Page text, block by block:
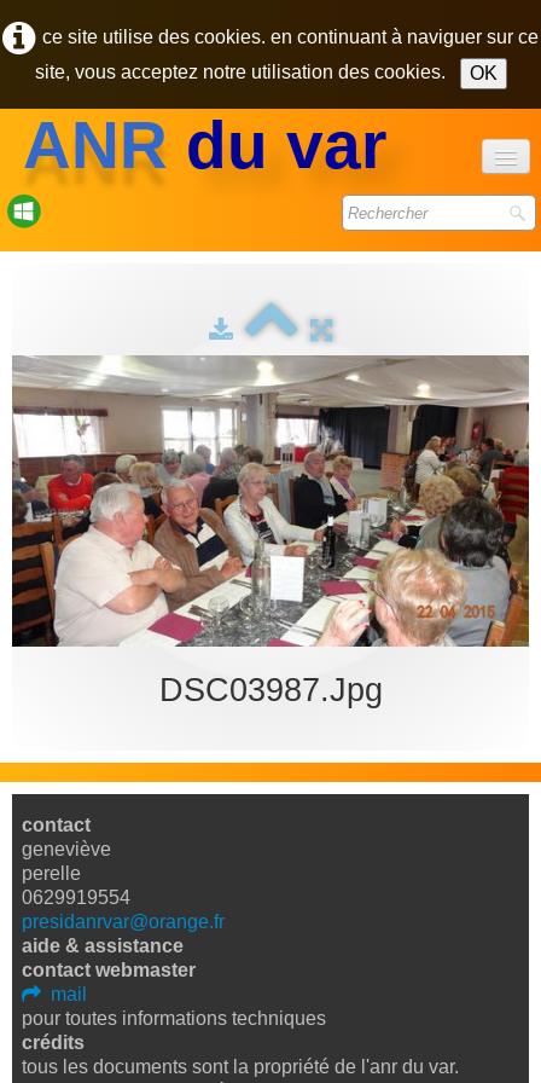
ce site utilise des cookies. en continuant à naviguer sur ce
site, vous acceptez notre utilisation des cookies.
OK
ANR du var
accueil
photos▼
contact
pôle des retraités
bureau
DSC03987.jpg
contact
geneviève
perelle
0629919554
presidanrvar@orange.fr
aide & assistance
contact webmaster
mail
pour toutes informations techniques
crédits
tous les documents sont la propriété de l'anr du var.